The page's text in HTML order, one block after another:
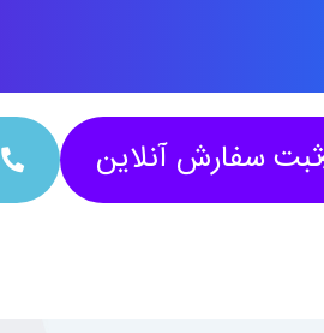
ثبت سفارش آنلاین